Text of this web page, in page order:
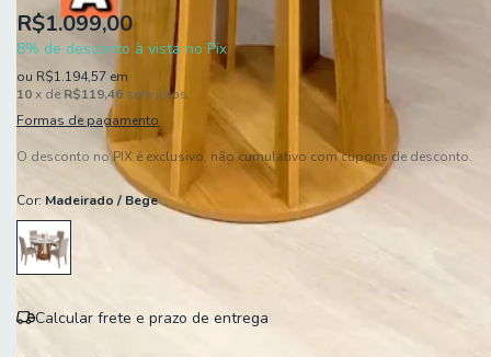
R$1.099,00
8% de desconto à vista no Pix
ou R$1.194,57 em
10x de R$119,46 sem juros
Formas de pagamento
O desconto no PIX é exclusivo, não cumulativo com cupons de desconto.
Cor: Madeirado / Bege
Calcular frete e prazo de entrega